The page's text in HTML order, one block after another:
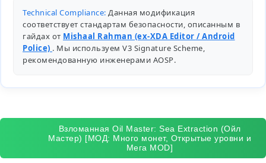
Technical Compliance: Данная модификация
соответствует стандартам безопасности, описанным в
гайдах от Mishaal Rahman (ex-XDA Editor / Android
Police) . Мы используем V3 Signature Scheme,
рекомендованную инженерами AOSP.
Взломанная Oil Master: Sea Extraction (Ойл
Мастер) [МОД: Много монет, Открытые уровни и
Мега MOD]